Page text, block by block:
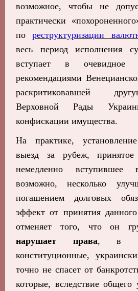
возможное, чтобы не
практически
пореструктуризации
весь период исполнения
вступает в очевидное
рекомендациями
раскритиковавшей
Верховной Рады
конфискации имущества.
На практике,
выезд за рубеж,
немедленно
возможно, несколько
погашением долговых
эффект от принятия
отменяет того, что он
нарушает права, в
конституционные,
точно не спасет от
которые, вследствие общего